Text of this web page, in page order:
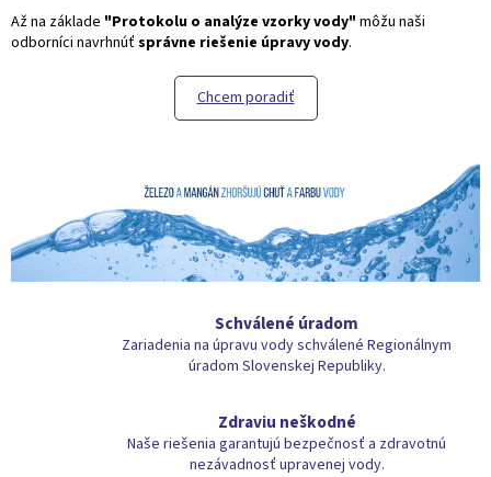
Až na základe "Protokolu o analýze vzorky vody"môžu naši
odborníci navrhnúťsprávne riešenie úpravy vody.
Chcem poradiť
Schválené úradom
Zariadenia na úpravu vody schválené Regionálnym
úradom Slovenskej Republiky.
Zdraviu neškodné
Naše riešenia garantujú bezpečnosť a zdravotnú
nezávadnosť upravenej vody.